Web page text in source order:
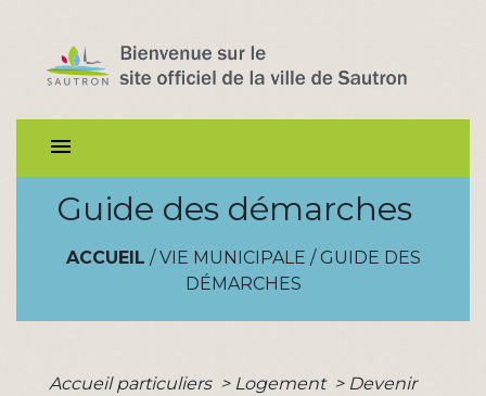
menu
Guide des démarches
ACCUEIL / VIE MUNICIPALE / GUIDE DES
DÉMARCHES
Accueil particuliers > Logement > Devenir